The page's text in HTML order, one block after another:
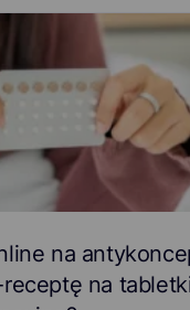
na
na